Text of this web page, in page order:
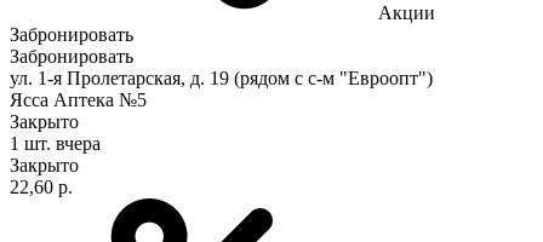
Акции
Забронировать
Забронировать
ул. 1-я Пролетарская, д. 19 (рядом с с-м "Евроопт")
Ясса Аптека №5
Закрыто
1 шт. вчера
Закрыто
22,60 р.